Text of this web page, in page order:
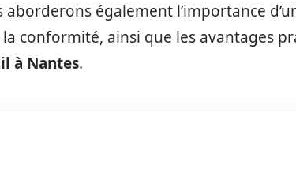
également l’importance
conformité, ainsi que les avantages
à Nantes.